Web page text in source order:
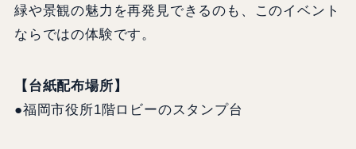
緑や景観の魅力を再発見できるのも、このイベント
ならではの体験です。
【台紙配布場所】
●福岡市役所1階ロビーのスタンプ台